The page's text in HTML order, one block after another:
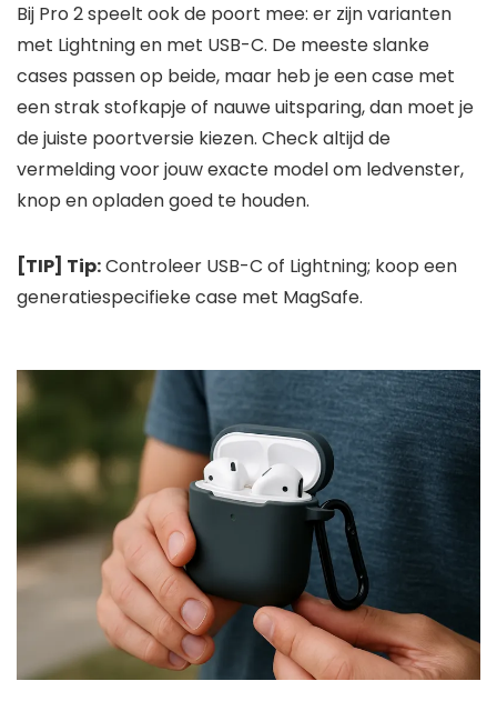
Bij Pro 2 speelt ook de poort mee: er zijn varianten
met Lightning en met USB-C. De meeste slanke
cases passen op beide, maar heb je een case met
een strak stofkapje of nauwe uitsparing, dan moet je
de juiste poortversie kiezen. Check altijd de
vermelding voor jouw exacte model om ledvenster,
knop en opladen goed te houden.
[TIP] Tip:Controleer USB-C of Lightning; koop een
generatiespecifieke case met MagSafe.